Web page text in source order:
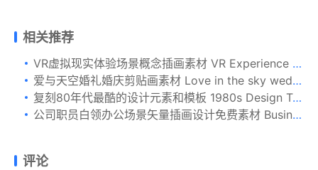
相关推荐
VR虚拟现实体验场景概念插画素材 VR Experience – Vector Illustration
爱与天空婚礼婚庆剪贴画素材 Love in the sky wedding clip art set
复刻80年代最酷的设计元素和模板 1980s Design Templates and Elements
公司职员白领办公场景矢量插画设计免费素材 Businessman design
评论